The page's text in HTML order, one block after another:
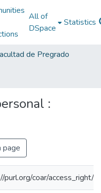
All of
DSpace
Statistics
de Pregrado
:
page
purl.org/coar/access_right/